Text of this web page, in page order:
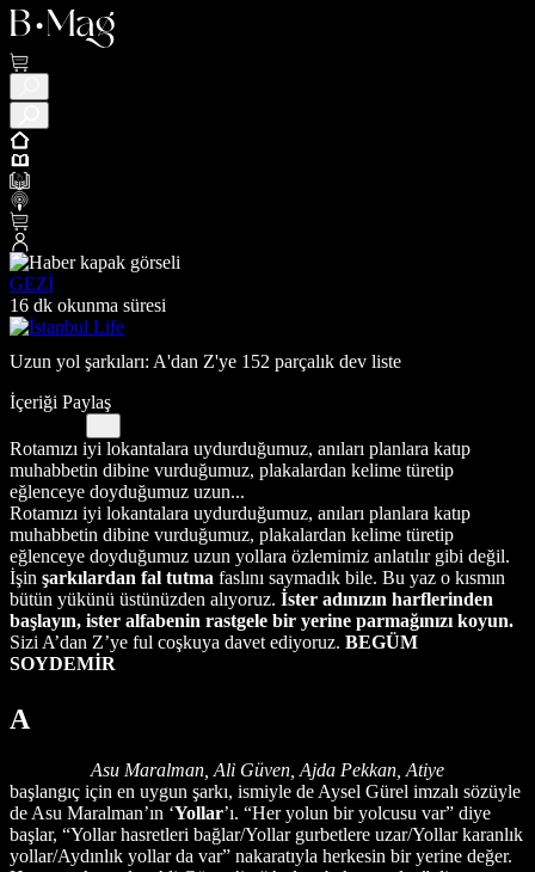
GEZİ
16 dk okunma süresi
Uzun yol şarkıları: A'dan Z'ye 152 parçalık dev liste
İçeriği Paylaş
Rotamızı iyi lokantalara uydurduğumuz, anıları planlara katıp
muhabbetin dibine vurduğumuz, plakalardan kelime türetip
eğlenceye doyduğumuz uzun...
Rotamızı iyi lokantalara uydurduğumuz, anıları planlara katıp
muhabbetin dibine vurduğumuz, plakalardan kelime türetip
eğlenceye doyduğumuz uzun yollara özlemimiz anlatılır gibi değil.
İşin şarkılardan fal tutma faslını saymadık bile. Bu yaz o kısmın
bütün yükünü üstünüzden alıyoruz. İster adınızın harflerinden
başlayın, ister alfabenin rastgele bir yerine parmağınızı koyun.
Sizi A’dan Z’ye ful coşkuya davet ediyoruz. BEGÜM
SOYDEMİR
A
Asu Maralman, Ali Güven, Ajda Pekkan, Atiye
başlangıç için en uygun şarkı, ismiyle de Aysel Gürel imzalı sözüyle
de Asu Maralman’ın ‘Yollar’ı. “Her yolun bir yolcusu var” diye
başlar, “Yollar hasretleri bağlar/Yollar gurbetlere uzar/Yollar karanlık
yollar/Aydınlık yollar da var” nakaratıyla herkesin bir yerine değer.